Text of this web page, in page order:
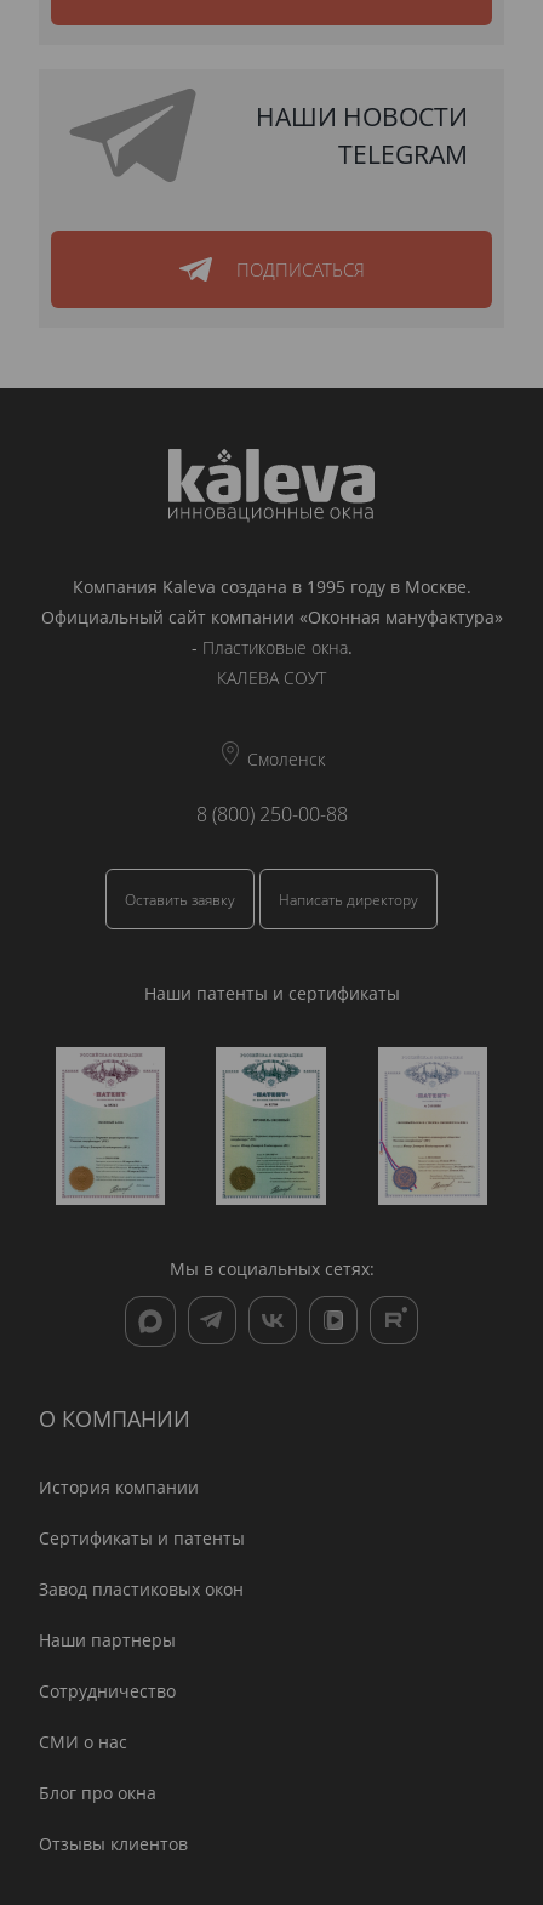
НАШИ НОВОСТИ
TELEGRAM
ПОДПИСАТЬСЯ
Компания Kaleva создана в 1995 году в Москве.
Официальный сайт компании «Оконная мануфактура»
- Пластиковые окна.
КАЛЕВА СОУТ
Смоленск
8 (800) 250-00-88
Оставить заявку Написать директору
Наши патенты и сертификаты
Мы в социальных сетях:
О КОМПАНИИ
История компании
Сертификаты и патенты
Завод пластиковых окон
Наши партнеры
Сотрудничество
СМИ о нас
Блог про окна
Отзывы клиентов